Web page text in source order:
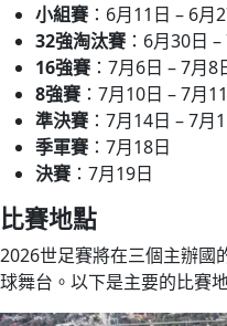
小組賽 ：6月11日 – 6月
32強淘汰賽 ：6月30日
16強賽 ：7月6日 – 7月8
8強賽 ：7月10日 – 7月
準決賽 ：7月14日 – 7月
季軍賽 ：7月18日
決賽 ：7月19日
比賽地點
2026世足賽將在三個主辦國
球舞台。以下是主要的比賽